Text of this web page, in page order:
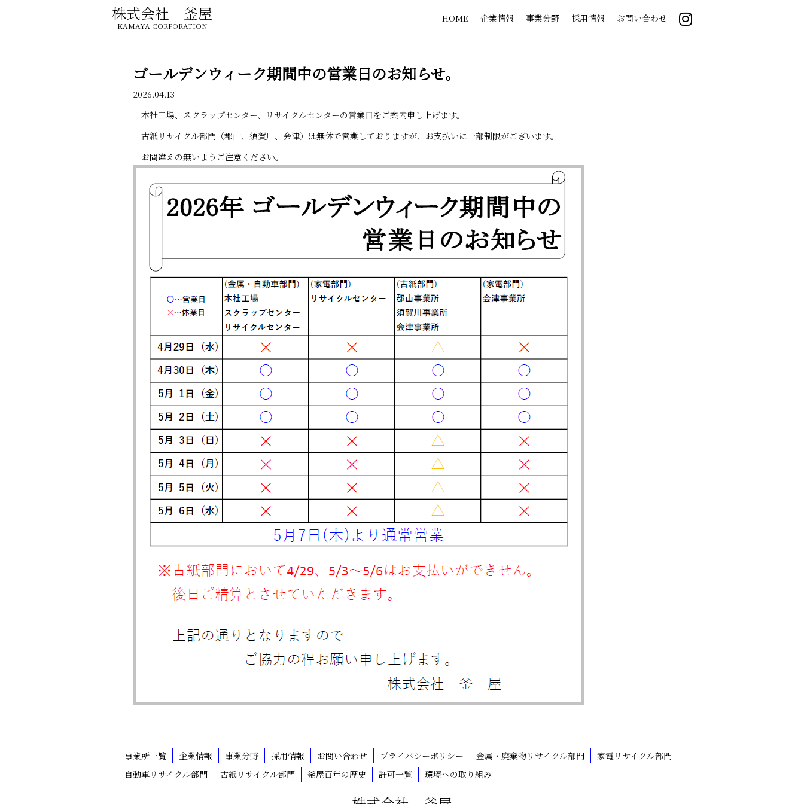
株式会社 釜屋
KAMAYA CORPORATION
HOME 企業情報 事業分野 採用情報 お問い合わせ
ゴールデンウィーク期間中の営業日のお知らせ。
2026.04.13
本社工場、スクラップセンター、リサイクルセンターの営業日をご案内申し上げます。
古紙リサイクル部門（郡山、須賀川、会津）は無休で営業しておりますが、お支払いに一部制限がございます。
お間違えの無いようご注意ください。
事業所一覧 企業情報 事業分野 採用情報 お問い合わせ プライバシーポリシー 金属・廃棄物リサイクル部門
家電リサイクル部門
自動車リサイクル部門
古紙リサイクル部門 釜屋百年の歴史 許可一覧 環境への取り組み